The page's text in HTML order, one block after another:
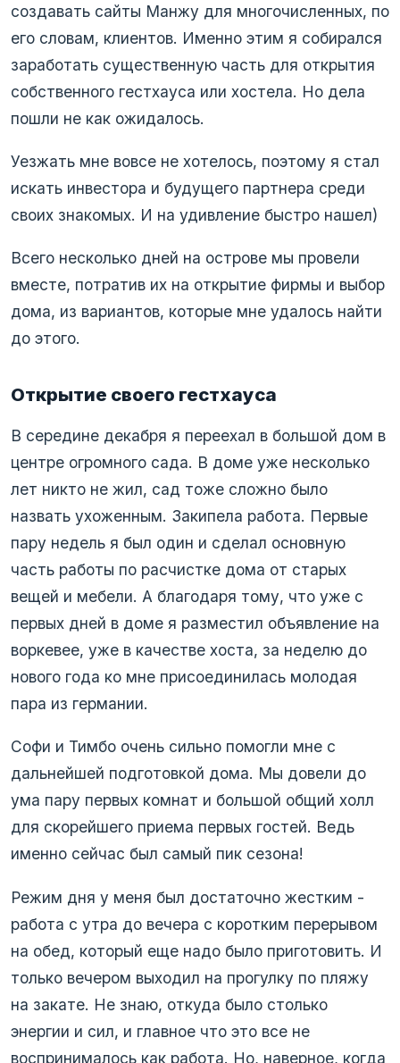
создавать сайты Манжу для многочисленных, по
его словам, клиентов. Именно этим я собирался
заработать существенную часть для открытия
собственного гестхауса или хостела. Но дела
пошли не как ожидалось.
Уезжать мне вовсе не хотелось, поэтому я стал
искать инвестора и будущего партнера среди
своих знакомых. И на удивление быстро нашел)
Всего несколько дней на острове мы провели
вместе, потратив их на открытие фирмы и выбор
дома, из вариантов, которые мне удалось найти
до этого.
Открытие своего гестхауса
В середине декабря я переехал в большой дом в
центре огромного сада. В доме уже несколько
лет никто не жил, сад тоже сложно было
назвать ухоженным. Закипела работа. Первые
пару недель я был один и сделал основную
часть работы по расчистке дома от старых
вещей и мебели. А благодаря тому, что уже с
первых дней в доме я разместил объявление на
воркевее, уже в качестве хоста, за неделю до
нового года ко мне присоединилась молодая
пара из германии.
Софи и Тимбо очень сильно помогли мне с
дальнейшей подготовкой дома. Мы довели до
ума пару первых комнат и большой общий холл
для скорейшего приема первых гостей. Ведь
именно сейчас был самый пик сезона!
Режим дня у меня был достаточно жестким -
работа с утра до вечера с коротким перерывом
на обед, который еще надо было приготовить. И
только вечером выходил на прогулку по пляжу
на закате. Не знаю, откуда было столько
энергии и сил, и главное что это все не
воспринималось как работа. Но, наверное, когда